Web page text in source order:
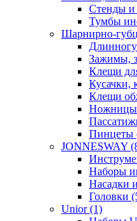
Cтенды и
Тумбы
Шарнирно-
Зажимы,
Клещи
Кусачки,
Клещи
Ножницы
Пинцеты
JONNESWAY
Наборы
Насадки
Головки
Unior (1)